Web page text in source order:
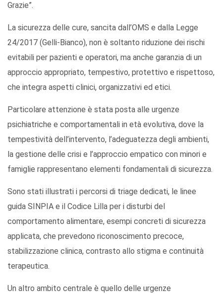
Grazie”.
La sicurezza delle cure, sancita dall’OMS e dalla Legge
24/2017 (Gelli-Bianco), non è soltanto riduzione dei rischi
evitabili per pazienti e operatori, ma anche garanzia di un
approccio appropriato, tempestivo, protettivo e rispettoso,
che integra aspetti clinici, organizzativi ed etici.
Particolare attenzione è stata posta alle urgenze
psichiatriche e comportamentali in età evolutiva, dove la
tempestività dell’intervento, l’adeguatezza degli ambienti,
la gestione delle crisi e l’approccio empatico con minori e
famiglie rappresentano elementi fondamentali di sicurezza.
Sono stati illustrati i percorsi di triage dedicati, le linee
guida SINPIA e il Codice Lilla per i disturbi del
comportamento alimentare, esempi concreti di sicurezza
applicata, che prevedono riconoscimento precoce,
stabilizzazione clinica, contrasto allo stigma e continuità
terapeutica.
Un altro ambito centrale è quello delle urgenze